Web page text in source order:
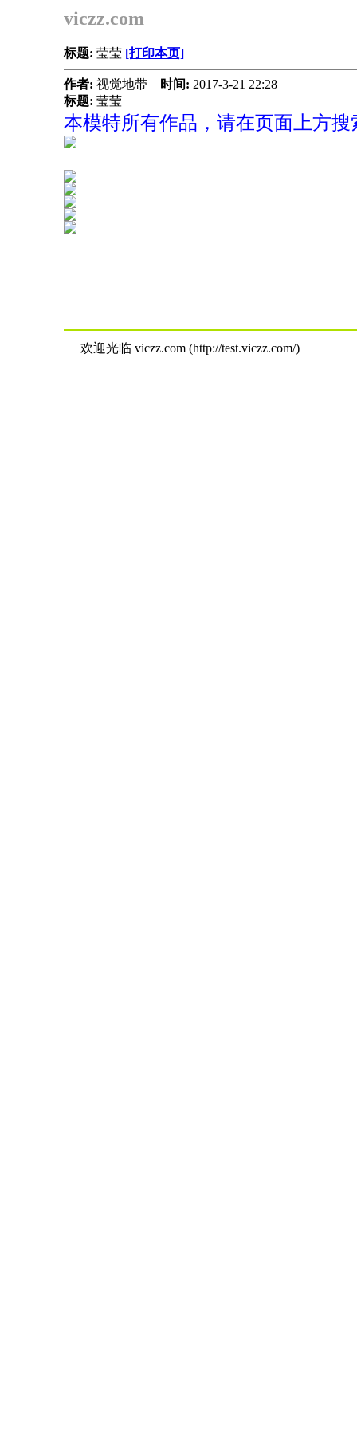
viczz.com
标题: 莹莹 [打印本页]
作者: 视觉地带 时间: 2017-3-21 22:28
标题: 莹莹
本模特所有作品，请在页面上方搜
欢迎光临 viczz.com (http://test.viczz.com/)